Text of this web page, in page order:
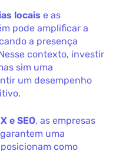
locais e as
pode amplificar a
a presença
contexto, investir
sim uma
um desempenho
e SEO, as empresas
uma
como